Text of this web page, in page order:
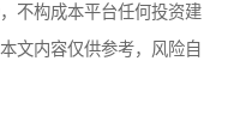
不构成本平台任何投资建
文内容仅供参考，风险自